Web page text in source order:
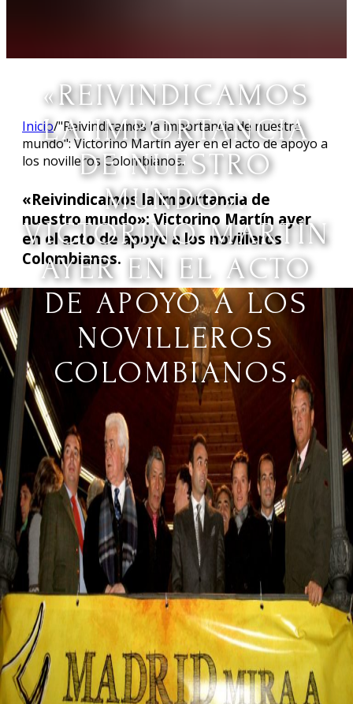
«REIVINDICAMOS
LA IMPORTANCIA
DE NUESTRO
MUNDO»:
VICTORINO MARTÍN
AYER EN EL ACTO
DE APOYO A LOS
NOVILLEROS
COLOMBIANOS.
Inicio/"Reivindicamos la importancia de nuestro
mundo": Victorino Martín ayer en el acto de apoyo a
los novilleros Colombianos.
«Reivindicamos la importancia de
nuestro mundo»: Victorino Martín ayer
en el acto de apoyo a los novilleros
Colombianos.